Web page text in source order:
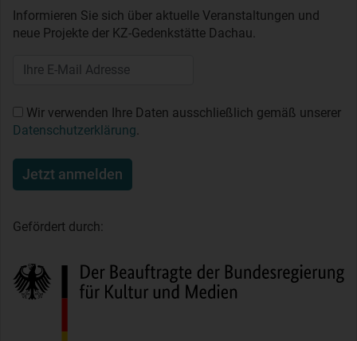
Informieren Sie sich über aktuelle Veranstaltungen und
neue Projekte der KZ-Gedenkstätte Dachau.
Wir verwenden Ihre Daten ausschließlich gemäß unserer
Datenschutzerklärung.
Jetzt anmelden
Gefördert durch: